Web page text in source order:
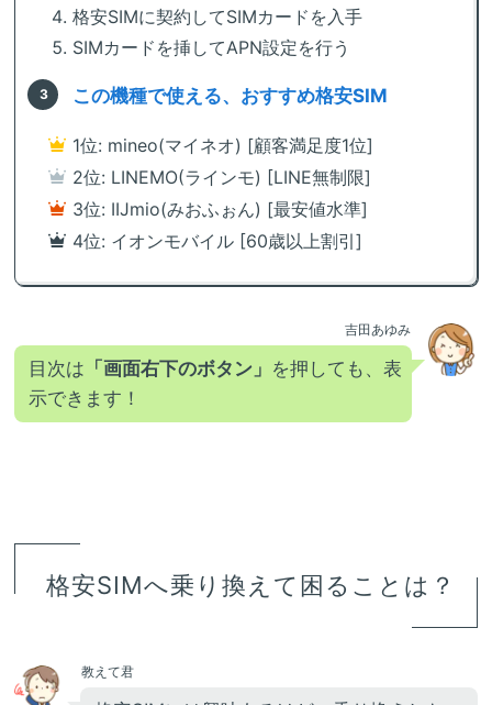
格安SIMに契約してSIMカードを入手
SIMカードを挿してAPN設定を行う
この機種で使える、おすすめ格安SIM
1位: mineo(マイネオ) [顧客満足度1位]
2位: LINEMO(ラインモ) [LINE無制限]
3位: IIJmio(みおふぉん) [最安値水準]
4位: イオンモバイル [60歳以上割引]
吉田あゆみ
目次は 「画面右下のボタン」 を押しても、表
示できます！
格安SIMへ乗り換えて困ることは？
教えて君